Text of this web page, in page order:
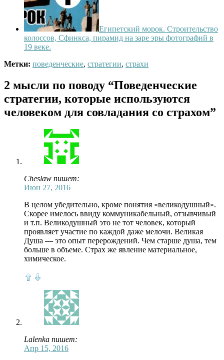
Египетский морок. Строительство
колоссов, Сфинкса, пирамид на заре эры фотографий в
19 веке.
Метки: поведенческие, стратегии, страхи
2 мысли по поводу “Поведенческие
стратегии, которые используются
человеком для совладания со страхом”
Cheslaw пишет:
Июн 27, 2016
В целом убедительно, кроме понятия «великодушный».
Скорее имелось ввиду коммуникабельный, отзывчивый
и т.п. Великодушный это не тот человек, который
проявляет участие по каждой даже мелочи. Великая
Душа — это опыт перерождений. Чем старше душа, тем
больше в объеме. Страх же явление материальное,
химическое.
Lalenka пишет:
Апр 15, 2016